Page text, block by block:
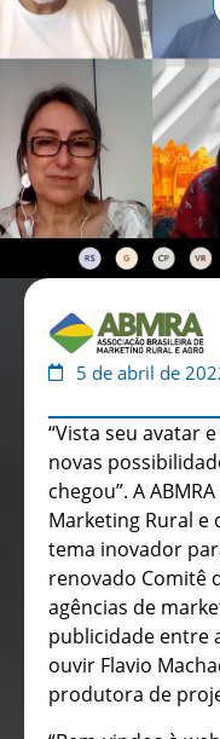
5 de abril de
“Vista seu avatar
novas
chegou”. A
Marketing Rural e
tema inovador
renovado Comitê
agências de
publicidade entre
ouvir Flavio
produtora de